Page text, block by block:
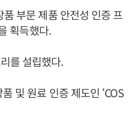
부문 제품 안전성 인증 프
획득했다.
를 설립했다.
및 원료 인증 제도인 ‘COS